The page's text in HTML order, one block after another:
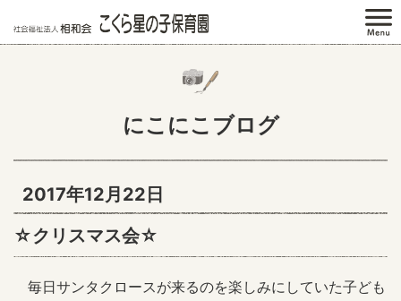
にこにこブログ
2017年12月22日
☆クリスマス会☆
毎日サンタクロースが来るのを楽しみにしていた子ども